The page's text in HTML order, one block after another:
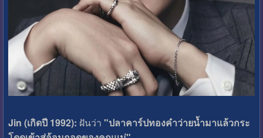
Jin (เกิดปี 1992): ฝันว่า "ปลาคาร์ปทองคำว่ายน้ำมาแล้วกระ